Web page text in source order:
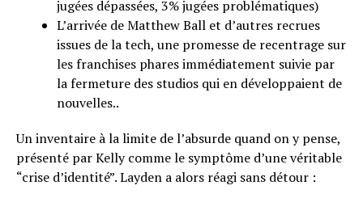
jugées dépassées, 3% jugées problématiques)
L’arrivée de Matthew Ball et d’autres recrues
issues de la tech, une promesse de recentrage sur
les franchises phares immédiatement suivie par
la fermeture des studios qui en développaient de
nouvelles..
Un inventaire à la limite de l’absurde quand on y pense,
présenté par Kelly comme le symptôme d’une véritable
“crise d’identité”. Layden a alors réagi sans détour :